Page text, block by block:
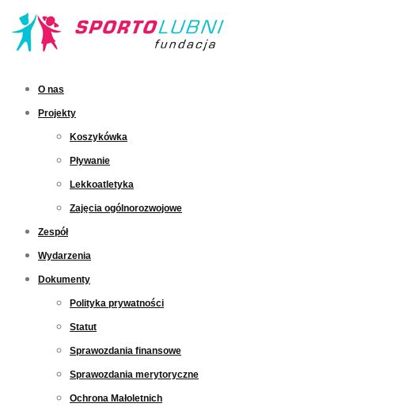
O nas
Projekty
Koszykówka
Pływanie
Lekkoatletyka
Zajęcia ogólnorozwojowe
Zespół
Wydarzenia
Dokumenty
Polityka prywatności
Statut
Sprawozdania finansowe
Sprawozdania merytoryczne
Ochrona Małoletnich